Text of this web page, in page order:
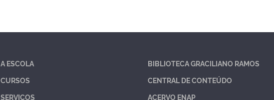
A ESCOLA
CURSOS
SERVIÇOS
BIBLIOTECA GRACILIANO RAMOS
CENTRAL DE CONTEÚDO
ACERVO ENAP